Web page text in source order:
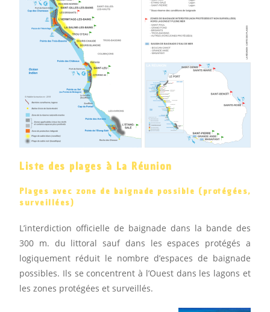
Liste des plages à La Réunion
Plages avec zone de baignade possible (protégées,
surveillées)
L’interdiction officielle de baignade dans la bande des
300 m. du littoral sauf dans les espaces protégés a
logiquement réduit le nombre d’espaces de baignade
possibles. Ils se concentrent à l’Ouest dans les lagons et
les zones protégées et surveillés.